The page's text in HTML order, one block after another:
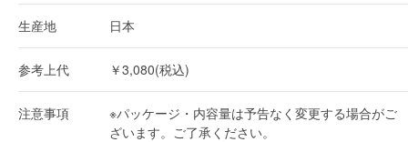
生産地 日本
参考上代 ￥3,080(税込)
注意事項
※パッケージ・内容量は予告なく変更する場合がご
ざいます。ご了承ください。